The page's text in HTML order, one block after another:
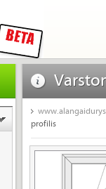
pigus
profilis